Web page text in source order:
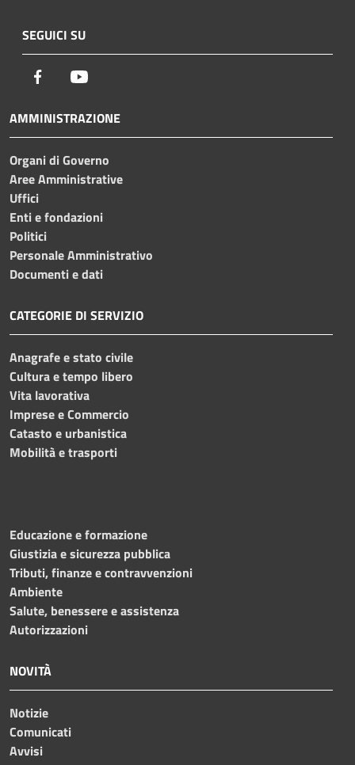
SEGUICI SU
Facebook
AMMINISTRAZIONE
Organi di Governo
Aree Amministrative
Uffici
Enti e fondazioni
Politici
Personale Amministrativo
Documenti e dati
CATEGORIE DI SERVIZIO
Anagrafe e stato civile
Cultura e tempo libero
Vita lavorativa
Imprese e Commercio
Catasto e urbanistica
Mobilità e trasporti
Educazione e formazione
Giustizia e sicurezza pubblica
Tributi, finanze e contravvenzioni
Ambiente
Salute, benessere e assistenza
Autorizzazioni
NOVITÀ
Notizie
Comunicati
Avvisi